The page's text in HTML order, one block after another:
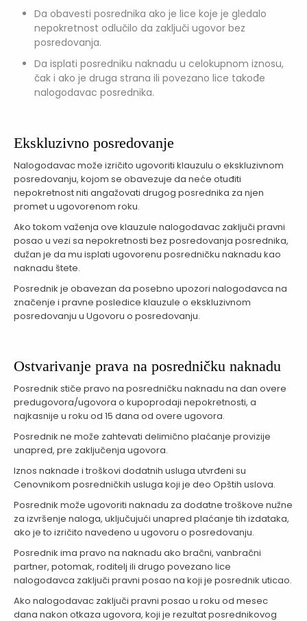
Da obavesti posrednika ako je lice koje je gledalo
nepokretnost odlučilo da zaključi ugovor bez
posredovanja.
Da isplati posredniku naknadu u celokupnom iznosu,
čak i ako je druga strana ili povezano lice takođe
nalogodavac posrednika.
Ekskluzivno posredovanje
Nalogodavac može izričito ugovoriti klauzulu o ekskluzivnom
posredovanju, kojom se obavezuje da neće otuđiti
nepokretnost niti angažovati drugog posrednika za njen
promet u ugovorenom roku.
Ako tokom važenja ove klauzule nalogodavac zaključi pravni
posao u vezi sa nepokretnosti bez posredovanja posrednika,
dužan je da mu isplati ugovorenu posredničku naknadu kao
naknadu štete.
Posrednik je obavezan da posebno upozori nalogodavca na
značenje i pravne posledice klauzule o ekskluzivnom
posredovanju u Ugovoru o posredovanju.
Ostvarivanje prava na posredničku naknadu
Posrednik stiče pravo na posredničku naknadu na dan overe
predugovora/ugovora o kupoprodaji nepokretnosti, a
najkasnije u roku od 15 dana od overe ugovora.
Posrednik ne može zahtevati delimično plaćanje provizije
unapred, pre zaključenja ugovora.
Iznos naknade i troškovi dodatnih usluga utvrđeni su
Cenovnikom posredničkih usluga koji je deo Opštih uslova.
Posrednik može ugovoriti naknadu za dodatne troškove nužne
za izvršenje naloga, uključujući unapred plaćanje tih izdataka,
ako je to izričito navedeno u ugovoru o posredovanju.
Posrednik ima pravo na naknadu ako bračni, vanbračni
partner, potomak, roditelj ili drugo povezano lice
nalogodavca zaključi pravni posao na koji je posrednik uticao.
Ako nalogodavac zaključi pravni posao u roku od mesec
dana nakon otkaza ugovora, koji je rezultat posrednikovog